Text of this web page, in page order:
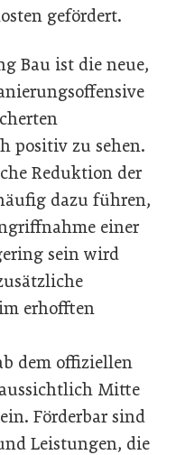
gefördert.
Bau ist die neue,
positiv zu sehen.
Reduktion der
dazu führen,
einer
sein wird
erhofften
dem offiziellen
Mitte
Förderbar sind
Leistungen, die